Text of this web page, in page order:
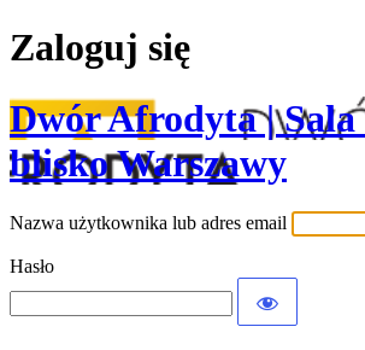
Zaloguj się
Dwór Afrodyta | Sala
blisko Warszawy
Nazwa użytkownika lub adres email
Hasło